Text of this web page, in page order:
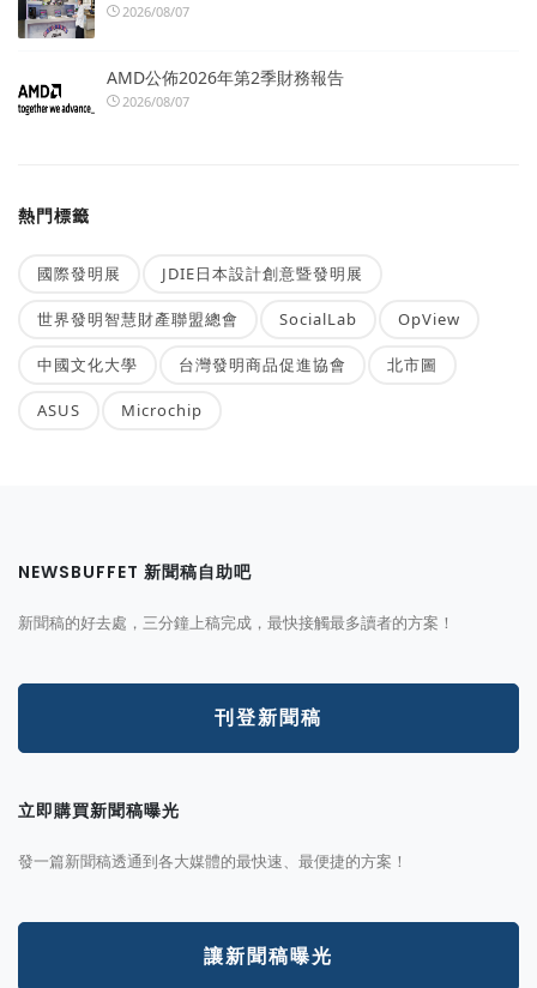
2026/08/07
AMD公佈2026年第2季財務報告
2026/08/07
熱門標籤
國際發明展 JDIE日本設計創意暨發明展
世界發明智慧財產聯盟總會 SocialLab OpView
中國文化大學 台灣發明商品促進協會 北市圖
ASUS Microchip
NEWSBUFFET 新聞稿自助吧
新聞稿的好去處，三分鐘上稿完成，最快接觸最多讀者的方案！
刊登新聞稿
立即購買新聞稿曝光
發一篇新聞稿透通到各大媒體的最快速、最便捷的方案！
讓新聞稿曝光